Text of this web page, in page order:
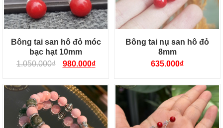
Bông tai san hô đỏ móc
bạc hạt 10mm
1.050.000₫ 980.000₫
Bông tai nụ san hô đỏ
8mm
635.000₫